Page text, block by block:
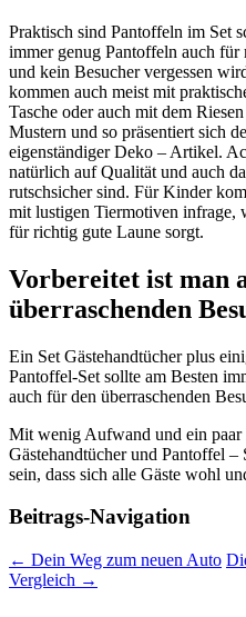
Praktisch sind Pantoffeln im Set
immer genug Pantoffeln auch für
und kein Besucher vergessen
kommen auch meist mit
Tasche oder auch mit dem
Mustern und so präsentiert sich
eigenständiger Deko – Artikel.
natürlich auf Qualität und auch
rutschsicher sind. Für Kinder
mit lustigen Tiermotiven infrage,
für richtig gute Laune sorgt.
Vorbereitet ist man
überraschenden
Ein Set Gästehandtücher plus
Pantoffel-Set sollte am Besten
auch für den überraschenden
Mit wenig Aufwand und ein
Gästehandtücher und Pantoffel –
sein, dass sich alle Gäste wohl
Beitrags-Navigation
← Dein Weg zum neuen Auto
Vergleich →